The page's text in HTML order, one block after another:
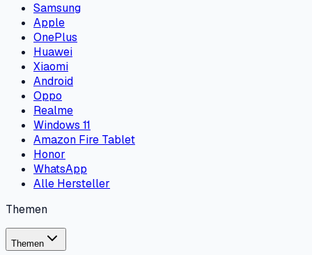
Samsung
Apple
OnePlus
Huawei
Xiaomi
Android
Oppo
Realme
Windows 11
Amazon Fire Tablet
Honor
WhatsApp
Alle Hersteller
Themen
Themen